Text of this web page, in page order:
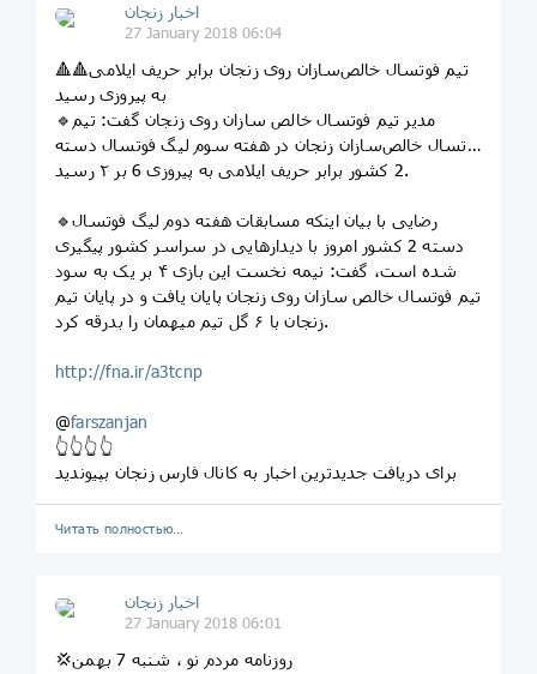
اخبار زنجان
27 January 2018 06:04
🔺🔺تیم فوتسال خالص‌سازان روی زنجان برابر حریف ایلامی
به پیروزی رسید
🔹مدیر تیم فوتسال خالص سازان روی زنجان گفت: تیم
فوتسال خالص‌سازان زنجان در هفته سوم لیگ فوتسال دسته
2 کشور برابر حریف ایلامی به پیروزی 6 بر ۲ رسید.
🔹رضایی با بیان اینکه مسابقات هفته دوم لیگ فوتسال
دسته 2 کشور امروز با دیدارهایی در سراسر کشور پیگیری
شده است، گفت: نیمه نخست این بازی ۴ بر یک به سود
تیم فوتسال خالص سازان روی زنجان پایان یافت و در پایان تیم
زنجان با ۶ گل تیم میهمان را بدرقه کرد.
http://fna.ir/a3tcnp
@farszanjan
👆👆👆👆
برای دریافت جدیدترین اخبار به کانال فارس زنجان بپیوندید
Читать полностью…
اخبار زنجان
27 January 2018 06:01
💢روزنامه مردم نو ، شنبه 7 بهمن